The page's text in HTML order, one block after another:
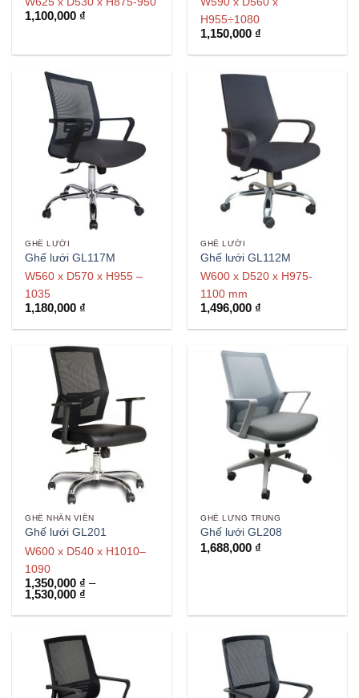
1,100,000 ₫
H955÷1080
1,150,000 ₫
GHẾ LƯỚI
Ghế lưới GL117M
W560 x D570 x H955 –
1035
1,180,000 ₫
GHẾ LƯỚI
Ghế lưới GL112M
W600 x D520 x H975-
1100 mm
1,496,000 ₫
GHẾ NHÂN VIÊN
Ghế lưới GL201
W600 x D540 x H1010–
1090
1,350,000 ₫ –
1,530,000 ₫
từ
đến
1,530,000 ₫
GHẾ LƯNG TRUNG
Ghế lưới GL208
1,688,000 ₫